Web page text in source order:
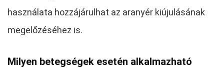
használata hozzájárulhat az aranyér kiújulásának
megelőzéséhez is.
Milyen betegségek esetén alkalmazható